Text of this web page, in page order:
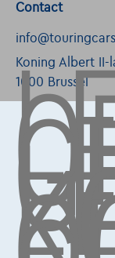
Contact
Koning Albert II-
1000 Brussel
Diensten &
Pechverhelping
Financiering